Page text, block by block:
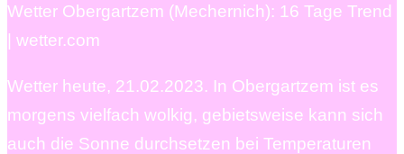
Wetter Obergartzem (Mechernich): 16 Tage Trend
| wetter.com
Wetter heute, 21.02.2023. In Obergartzem ist es
morgens vielfach wolkig, gebietsweise kann sich
auch die Sonne durchsetzen bei Temperaturen